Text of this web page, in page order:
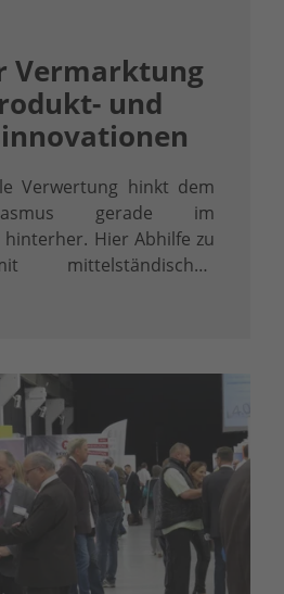
Vermarktung
und
Verwertung hinkt dem
gerade im
Hier Abhilfe zu
mittelständischen